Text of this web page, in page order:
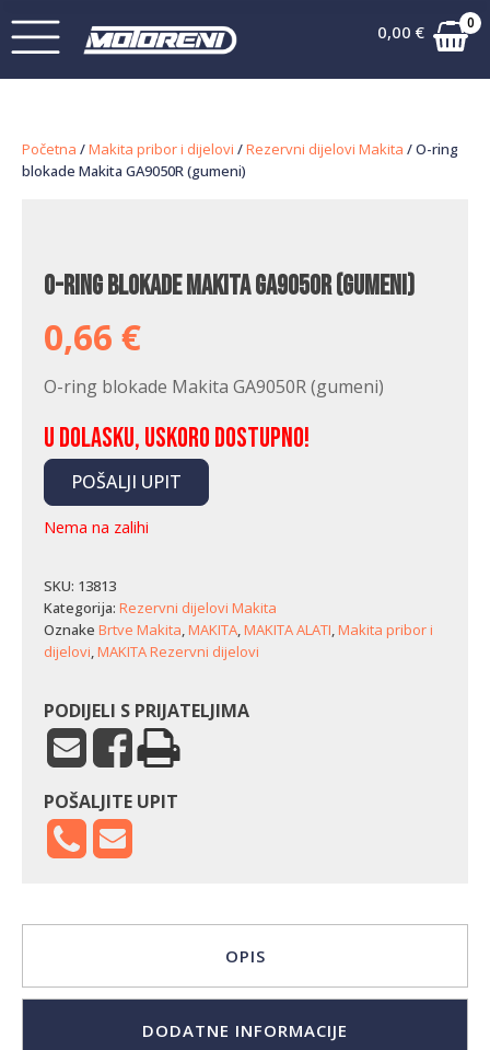
0,00 € 0
Početna /Makita pribor i dijelovi /Rezervni dijelovi Makita / O-ring
blokade Makita GA9050R (gumeni)
O-ring blokade Makita GA9050R (gumeni)
0,66 €
O-ring blokade Makita GA9050R (gumeni)
U dolasku, uskoro dostupno!
POŠALJI UPIT
Nema na zalihi
SKU: 13813
Kategorija: Rezervni dijelovi Makita
Oznake Brtve Makita,MAKITA,MAKITA ALATI,Makita pribor i
dijelovi,MAKITA Rezervni dijelovi
PODIJELI S PRIJATELJIMA
POŠALJITE UPIT
OPIS
DODATNE INFORMACIJE